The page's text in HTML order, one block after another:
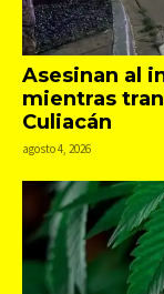
Asesinan al
mientras
Culiacán
agosto 4, 2026